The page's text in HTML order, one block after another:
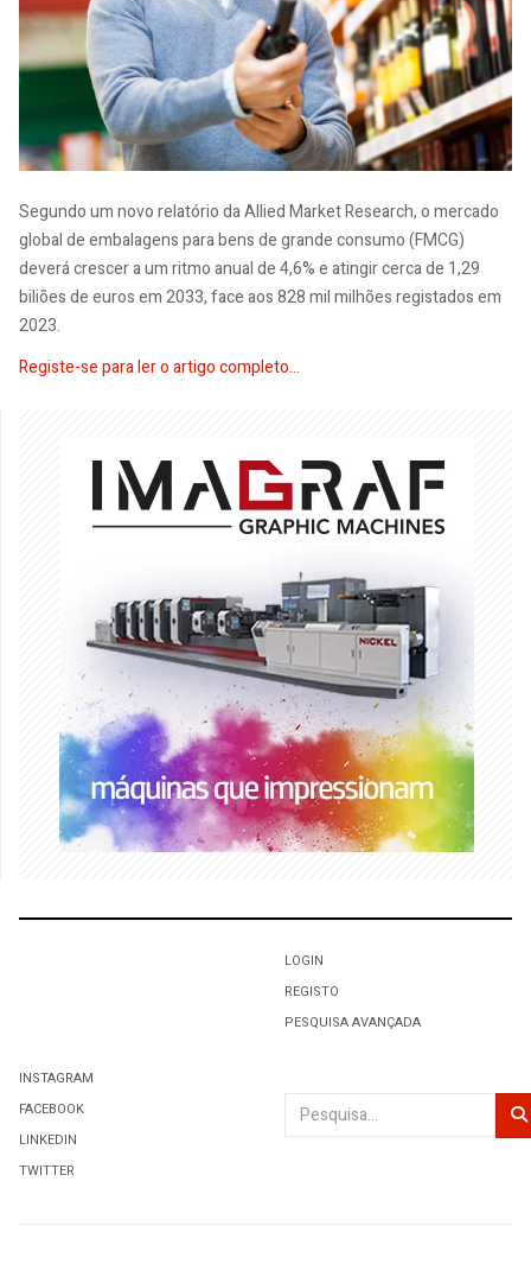
Segundo um novo relatório da Allied Market Research, o mercado
global de embalagens para bens de grande consumo (FMCG)
deverá crescer a um ritmo anual de 4,6% e atingir cerca de 1,29
biliões de euros em 2033, face aos 828 mil milhões registados em
2023.
Registe-se para ler o artigo completo...
LOGIN
REGISTO
PESQUISA AVANÇADA
INSTAGRAM
FACEBOOK
LINKEDIN
TWITTER
Pesquisar